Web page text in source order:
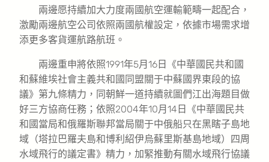
兩邊愿持續加大力度兩國航空運輸範疇一起配合，
激勵兩邊航空公司依照兩國航權設定，依據市場需求增
添更多客貨運航路航班。
兩邊重申將依照1991年5月16日《中華國民共和國
和蘇維埃社會主義共和國同盟關于中蘇國界東段的協
議》第九條精力，同朝鮮一道持續就圖們江出海題目做
好三方協商任務；依照2004年10月14日《中華國民共
和國當局和俄羅斯聯邦當局關于中俄船只在黑瞎子島地
域（塔拉巴羅夫島和博利紹伊烏蘇里斯基島地域）四周
水域飛行的議定書》精力，加緊推動有關水域飛行協議